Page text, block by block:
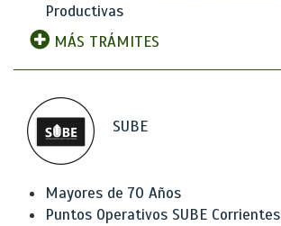
Productivas
MÁS TRÁMITES
SUBE
Mayores de 70 Años
Puntos Operativos SUBE Corrientes